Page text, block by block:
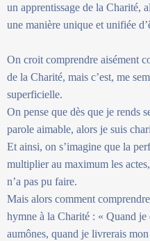
un apprentissage de la Charité,
une manière unique et unifiée
On croit comprendre aisément
de la Charité, mais c’est, me
superficielle.
On pense que dès que je rends
parole aimable, alors je suis
Et ainsi, on s’imagine que la
multiplier au maximum les
n’a pas pu faire.
Mais alors comment
hymne à la Charité : « Quand je
aumônes, quand je livrerais